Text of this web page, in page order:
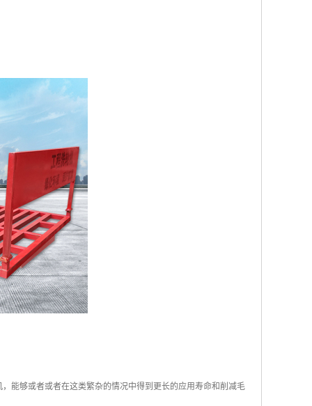
能够或者或者在这类繁杂的情况中得到更长的应用寿命和削减毛